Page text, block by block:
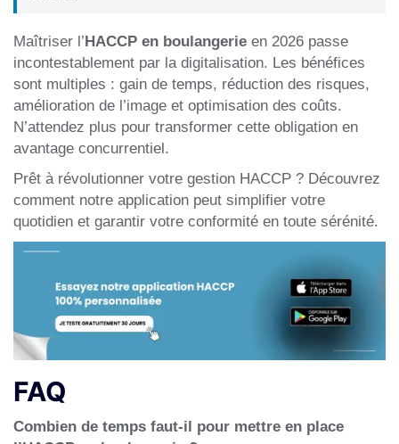
Maîtriser l’HACCP en boulangerie en 2026 passe
incontestablement par la digitalisation. Les bénéfices
sont multiples : gain de temps, réduction des risques,
amélioration de l’image et optimisation des coûts.
N’attendez plus pour transformer cette obligation en
avantage concurrentiel.
Prêt à révolutionner votre gestion HACCP ? Découvrez
comment notre application peut simplifier votre
quotidien et garantir votre conformité en toute sérénité.
FAQ
Combien de temps faut-il pour mettre en place